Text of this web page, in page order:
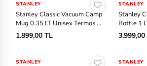
STANLEY
Stanley Classic Vacuum Camp
Mug 0.35 LT Unisex Termos -
Pembe
1.899,00 TL
STANLEY
Stanley
Bottle 1
Yeşil
STANLEY STANLEY